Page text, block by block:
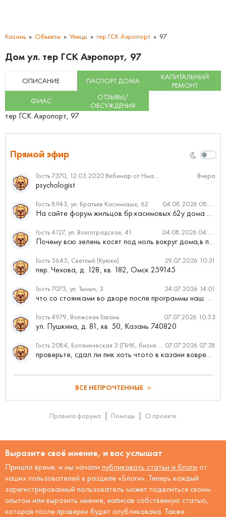
Казань Объекты Улицы тер ГСК Аэропорт 97
Дом ул. тер ГСК Аэропорт, 97
ОПИСАНИЕ ПАСПОРТ ДОМА
КАПИТАЛЬНЫЙ
РЕМОНТ
ФИАС
ОТЗЫВЫ/
ОБСУЖДЕНИЯ
тер ГСК Аэропорт, 97
Прямой эфир
Гость 7370, 12.03.2020 Вебинар от Нмаркет.ПРО: «Актуальное об ипотеке: что нужно знать» Вчера
psychologist
Гость 8943, ул. Братьев Касимовых, 62 04.08.2026 08:34
На сайте форум жильцов бр.касимовых 62у дома растут красивые...
Гость 4127, ул. Волгоградская, 41 04.08.2026 04:46
Почему всю зелень косят под ноль вокруг дома,в полисадниках....
Гость 5645, Светлый (Куюки) 29.07.2026 10:31
пер. Чехова, д. 128, кв. 182, Омск 259145
Гость 7075, ул. Тыныч, 3 24.07.2026 14:01
что со стоянками во дворе после программы наш двор
Гость 4979, Волжская Гавань 07.07.2026 10:53
ул. Пушкина, д. 81, кв. 50, Казань 740820
Гость 2084, Ботаническая 3 (ПИК, бизнес-класс) 07.07.2026 07:28
проверьте, сдал ли пик хоть чтото в казани вовремя?
ВСЕ НЕПРОЧТЕННЫЕ
Правила форума Помощь О проекте
Выразите своё мнение, и вас услышат
Пришло время, и мы начали публиковать статьи и блоги от
наших пользователей в разделе «Блоги». Теперь каждый
зарегистрированный пользователь может поделиться своим
опытом или выразить мнение, написав собственную статью,
которая после проверки будет опубликована. Также